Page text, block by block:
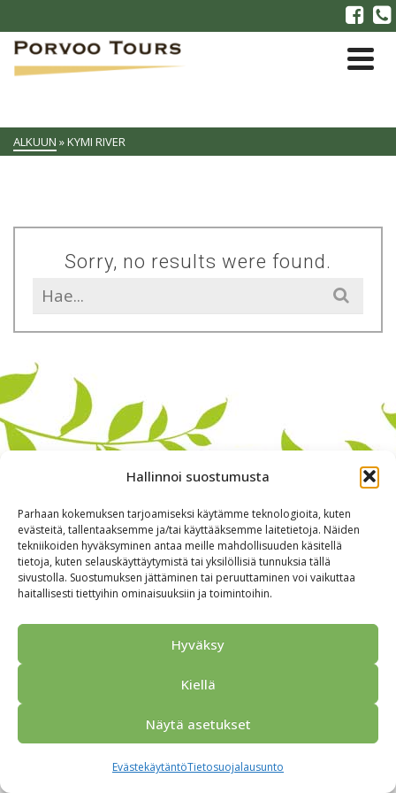
Hallinnoi suostumusta
Parhaan kokemuksen tarjoamiseksi käytämme teknologioita, kuten
evästeitä, tallentaaksemme ja/tai käyttääksemme laitetietoja. Näiden
tekniikoiden hyväksyminen antaa meille mahdollisuuden käsitellä
tietoja, kuten selauskäyttäytymistä tai yksilöllisiä tunnuksia tällä
sivustolla. Suostumuksen jättäminen tai peruuttaminen voi vaikuttaa
haitallisesti tiettyihin ominaisuuksiin ja toimintoihin.
Hyväksy
Kiellä
Näytä asetukset
EvästekäytäntöTietosuojalausunto
ALKUUN »KYMI RIVER
Sorry, no results were found.
Search
for:
Alkuun Ryhmille Kokous & Ohjelmat
Yhteistyökumppanit
Tarjouspyyntö
Anna palautetta
Tietosuojaseloste
© 2026 Porvoo Tours - matkanjärjestäjä / FPW